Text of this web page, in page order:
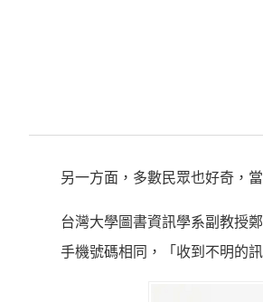
另一方面，多數民眾也好奇，
台灣大學圖書資訊學系副教授
手機號碼相同，「收到不明的